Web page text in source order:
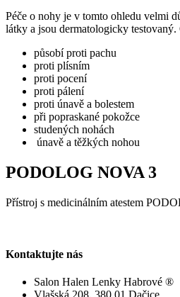
Péče o nohy je v tomto ohledu velmi
látky a jsou dermatologicky
působí proti pachu
proti plísním
proti pocení
proti pálení
proti únavě a bolestem
při popraskané pokožce
studených nohách
únavě a těžkých nohou
PODOLOG NOVA 3
Přístroj s medicinálním atestem
Kontaktujte nás
Salon Halen Lenky Habrové ®